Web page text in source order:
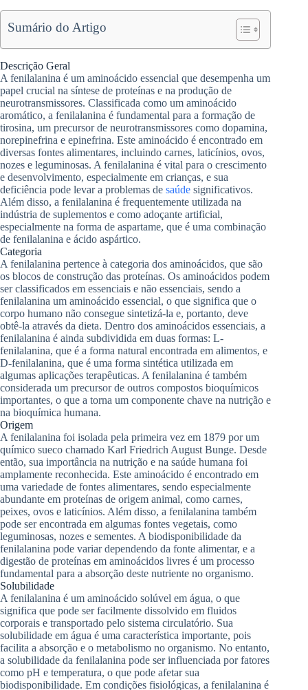
Sumário do Artigo
Descrição Geral
A fenilalanina é um aminoácido essencial que desempenha um
papel crucial na síntese de proteínas e na produção de
neurotransmissores. Classificada como um aminoácido
aromático, a fenilalanina é fundamental para a formação de
tirosina, um precursor de neurotransmissores como dopamina,
norepinefrina e epinefrina. Este aminoácido é encontrado em
diversas fontes alimentares, incluindo carnes, laticínios, ovos,
nozes e leguminosas. A fenilalanina é vital para o crescimento
e desenvolvimento, especialmente em crianças, e sua
deficiência pode levar a problemas de saúde significativos.
Além disso, a fenilalanina é frequentemente utilizada na
indústria de suplementos e como adoçante artificial,
especialmente na forma de aspartame, que é uma combinação
de fenilalanina e ácido aspártico.
Categoria
A fenilalanina pertence à categoria dos aminoácidos, que são
os blocos de construção das proteínas. Os aminoácidos podem
ser classificados em essenciais e não essenciais, sendo a
fenilalanina um aminoácido essencial, o que significa que o
corpo humano não consegue sintetizá-la e, portanto, deve
obtê-la através da dieta. Dentro dos aminoácidos essenciais, a
fenilalanina é ainda subdividida em duas formas: L-
fenilalanina, que é a forma natural encontrada em alimentos, e
D-fenilalanina, que é uma forma sintética utilizada em
algumas aplicações terapêuticas. A fenilalanina é também
considerada um precursor de outros compostos bioquímicos
importantes, o que a torna um componente chave na nutrição e
na bioquímica humana.
Origem
A fenilalanina foi isolada pela primeira vez em 1879 por um
químico sueco chamado Karl Friedrich August Bunge. Desde
então, sua importância na nutrição e na saúde humana foi
amplamente reconhecida. Este aminoácido é encontrado em
uma variedade de fontes alimentares, sendo especialmente
abundante em proteínas de origem animal, como carnes,
peixes, ovos e laticínios. Além disso, a fenilalanina também
pode ser encontrada em algumas fontes vegetais, como
leguminosas, nozes e sementes. A biodisponibilidade da
fenilalanina pode variar dependendo da fonte alimentar, e a
digestão de proteínas em aminoácidos livres é um processo
fundamental para a absorção deste nutriente no organismo.
Solubilidade
A fenilalanina é um aminoácido solúvel em água, o que
significa que pode ser facilmente dissolvido em fluidos
corporais e transportado pelo sistema circulatório. Sua
solubilidade em água é uma característica importante, pois
facilita a absorção e o metabolismo no organismo. No entanto,
a solubilidade da fenilalanina pode ser influenciada por fatores
como pH e temperatura, o que pode afetar sua
biodisponibilidade. Em condições fisiológicas, a fenilalanina é